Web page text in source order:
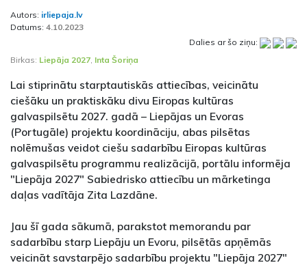
Autors: irliepaja.lv
Datums: 4.10.2023
Dalies ar šo ziņu:
Birkas: Liepāja 2027 Inta Šoriņa
Lai stiprinātu starptautiskās attiecības, veicinātu
ciešāku un praktiskāku divu Eiropas kultūras
galvaspilsētu 2027. gadā – Liepājas un Evoras
(Portugāle) projektu koordināciju, abas pilsētas
nolēmušas veidot ciešu sadarbību Eiropas kultūras
galvaspilsētu programmu realizācijā, portālu informēja
"Liepāja 2027" Sabiedrisko attiecību un mārketinga
daļas vadītāja Zita Lazdāne.
Jau šī gada sākumā, parakstot memorandu par
sadarbību starp Liepāju un Evoru, pilsētās apņēmās
veicināt savstarpējo sadarbību projektu "Liepāja 2027"